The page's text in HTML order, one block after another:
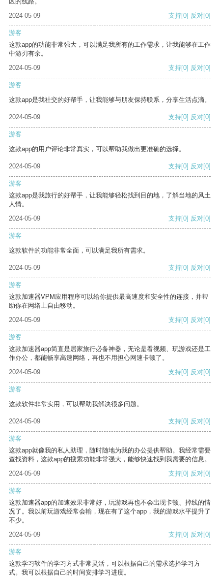
2024-05-09
支持[0] 反对[0]
游客
这款app的功能非常强大，可以满足我所有的工作需求，让我能够在工作
中游刃有余。
2024-05-09
支持[0] 反对[0]
游客
这款app是我社交的好帮手，让我能够与朋友保持联系，分享生活点滴。
2024-05-09 支持[0] 反对[0]
游客
这款app的用户评论非常真实，可以帮助我做出更准确的选择。
2024-05-09 支持[0] 反对[0]
游客
这款app是我旅行的好帮手，让我能够轻松找到目的地，了解当地的风土
人情。
2024-05-09
支持[0] 反对[0]
游客
这款软件的功能非常全面，可以满足我所有需求。
2024-05-09 支持[0] 反对[0]
游客
这款加速器VPM应用程序可以给你提供最高速度和安全性的连接，并帮
助你在网络上自由移动。
2024-05-09
支持[0] 反对[0]
游客
这款加速器app简直是居家旅行必备神器，无论是看视频、玩游戏还是工
作办公，都能畅享高速网络，再也不用担心网速卡顿了。
2024-05-09
支持[0] 反对[0]
游客
这款软件非常实用，可以帮助我解决很多问题。
2024-05-09 支持[0] 反对[0]
游客
这款app就像我的私人助理，随时随地为我的办公提供帮助。我经常需要
查找资料，这款app的搜索功能非常强大，能够快速找到我需要的信息。
2024-05-09
支持[0] 反对[0]
游客
这款加速器app的加速效果非常好，玩游戏再也不会出现卡顿、掉线的情
况了。我以前玩游戏经常会输，现在有了这个app，我的游戏水平提升了
不少。
2024-05-09
支持[0] 反对[0]
游客
这款学习软件的学习方式非常灵活，可以根据自己的需求选择学习方
式。我可以根据自己的时间安排学习进度。